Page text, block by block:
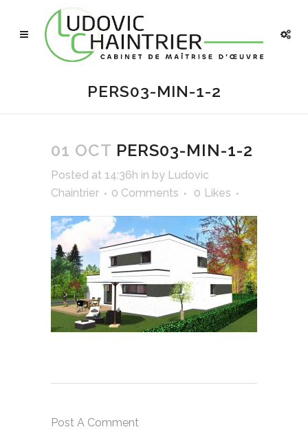
PERS03-MIN-1-2
01 OCT PERS03-MIN-1-2
Posted at 14:36h in by Ludovic
Chaintrier
0 Comments 0 Likes
Post A Comment